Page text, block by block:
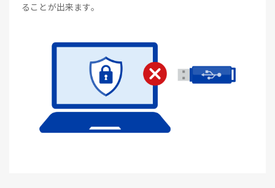
ることが出来ます。